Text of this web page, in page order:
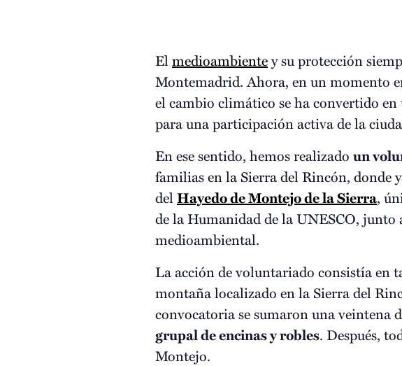
Elmedioambientey su protección
Montemadrid. Ahora, en un momento
el cambio climático se ha convertido
para una participación activa de la
En ese sentido, hemos realizado un
familias en la Sierra del Rincón, donde
delHayedo de Montejo de la Sierra,
de la Humanidad de la UNESCO, junto
medioambiental.
La acción de voluntariado consistía en
montaña localizado en la Sierra del
convocatoria se sumaron una veintena
grupal de encinas y robles. Después,
Montejo.